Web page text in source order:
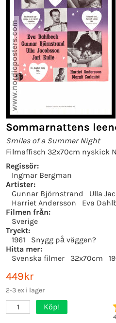
Sommarnattens
Smiles of a Summer Night
Filmaffisch 32x70cm nyskick
Regissör:
Ingmar Bergman
Artister:
Gunnar Björnstrand
Ulla
Harriet Andersson
Eva
Filmen från:
Sverige
Tryckt:
1961
Snygg på väggen?
Hitta mer:
Svenska filmer
32x70cm
449kr
2-3 ex i lager
1 Köp!